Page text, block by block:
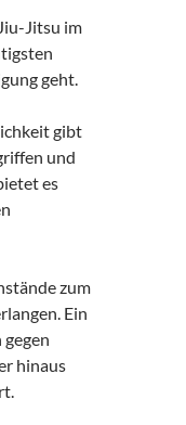
Jitsu im
geht.
gibt
und
es
zum
Ein
hinaus